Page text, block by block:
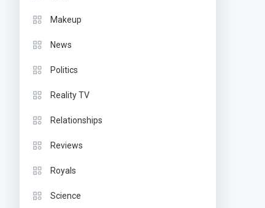
Makeup
News
Politics
Reality TV
Relationships
Reviews
Royals
Science